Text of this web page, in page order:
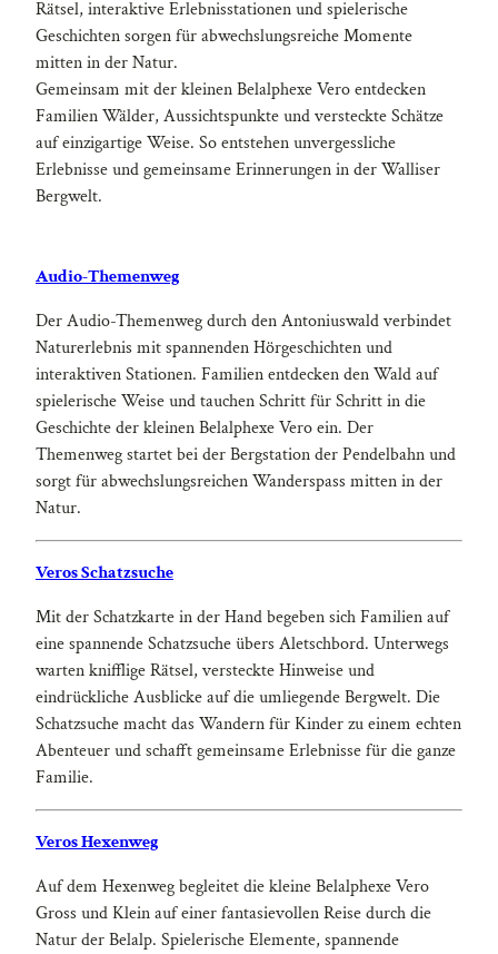
Rätsel, interaktive Erlebnisstationen und spielerische
Geschichten sorgen für abwechslungsreiche Momente
mitten in der Natur.
Gemeinsam mit der kleinen Belalphexe Vero entdecken
Familien Wälder, Aussichtspunkte und versteckte Schätze
auf einzigartige Weise. So entstehen unvergessliche
Erlebnisse und gemeinsame Erinnerungen in der Walliser
Bergwelt.
Audio-Themenweg
Der Audio-Themenweg durch den Antoniuswald verbindet
Naturerlebnis mit spannenden Hörgeschichten und
interaktiven Stationen. Familien entdecken den Wald auf
spielerische Weise und tauchen Schritt für Schritt in die
Geschichte der kleinen Belalphexe Vero ein. Der
Themenweg startet bei der Bergstation der Pendelbahn und
sorgt für abwechslungsreichen Wanderspass mitten in der
Natur.
Veros Schatzsuche
Mit der Schatzkarte in der Hand begeben sich Familien auf
eine spannende Schatzsuche übers Aletschbord. Unterwegs
warten knifflige Rätsel, versteckte Hinweise und
eindrückliche Ausblicke auf die umliegende Bergwelt. Die
Schatzsuche macht das Wandern für Kinder zu einem echten
Abenteuer und schafft gemeinsame Erlebnisse für die ganze
Familie.
Veros Hexenweg
Auf dem Hexenweg begleitet die kleine Belalphexe Vero
Gross und Klein auf einer fantasievollen Reise durch die
Natur der Belalp. Spielerische Elemente, spannende